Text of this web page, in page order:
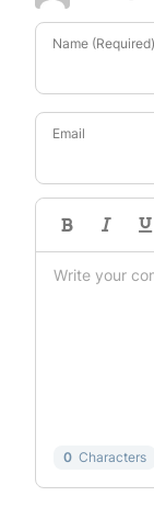
Name (Required)
Email
0 Characters